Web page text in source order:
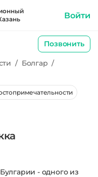
Позвонить
Войти
/ Болгар /
- одного из